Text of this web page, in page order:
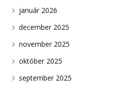
január 2026
december 2025
november 2025
október 2025
september 2025